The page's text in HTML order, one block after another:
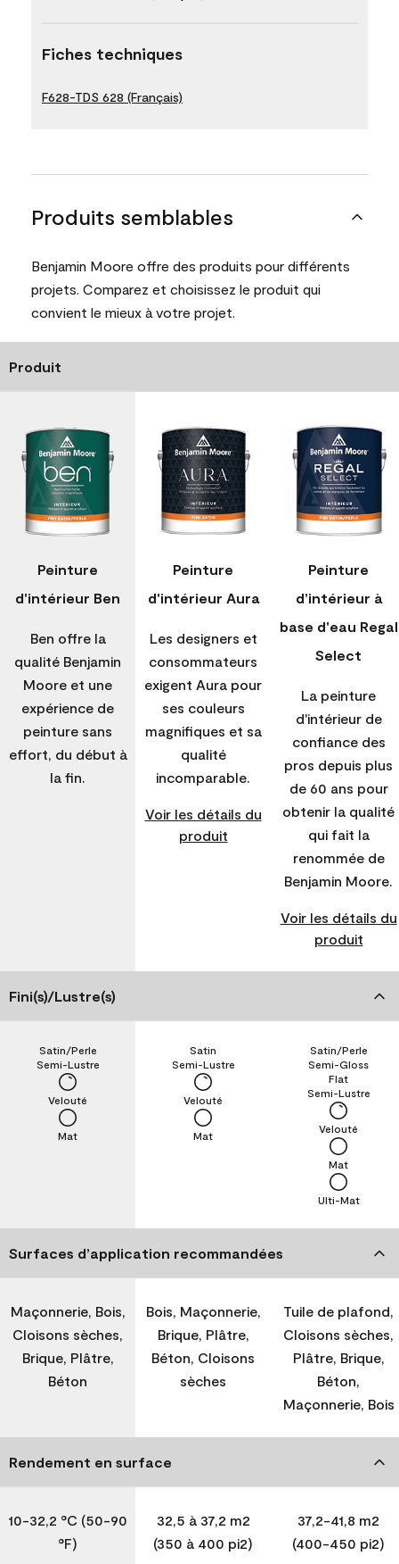
Fiches techniques
F628-TDS 628 (Français)
Produits semblables
Benjamin Moore offre des produits pour différents
projets. Comparez et choisissez le produit qui
convient le mieux à votre projet.
Produit
Peinture
d'intérieur Ben
Ben offre la
qualité Benjamin
Moore et une
expérience de
peinture sans
effort, du début à
la fin.
Peinture
d'intérieur Aura
Les designers et
consommateurs
exigent Aura pour
ses couleurs
magnifiques et sa
qualité
incomparable.
Voir les détails du
produit
Peinture
d’intérieur à
base d'eau Regal
Select
La peinture
d'intérieur de
confiance des
pros depuis plus
de 60 ans pour
obtenir la qualité
qui fait la
renommée de
Benjamin Moore.
Voir les détails du
produit
Fini(s)/Lustre(s)
Mat
Velouté
Semi-Lustre
Satin/Perle
Mat
Velouté
Semi-Lustre
Satin
Ulti-Mat
Mat
Velouté
Semi-Lustre
Flat
Semi-Gloss
Satin/Perle
Surfaces d’application recommandées
Maçonnerie, Bois,
Cloisons sèches,
Brique, Plâtre,
Béton
Bois, Maçonnerie,
Brique, Plâtre,
Béton, Cloisons
sèches
Tuile de plafond,
Cloisons sèches,
Plâtre, Brique,
Béton,
Maçonnerie, Bois
Rendement en surface
10-32,2 °C (50-90
°F)
32,5 à 37,2 m2
(350 à 400 pi2)
37,2-41,8 m2
(400-450 pi2)